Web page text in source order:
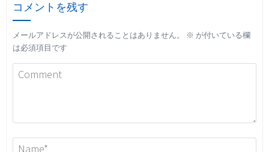
コメントを残す
メールアドレスが公開されることはありません。 ※ が付いている欄
は必須項目です